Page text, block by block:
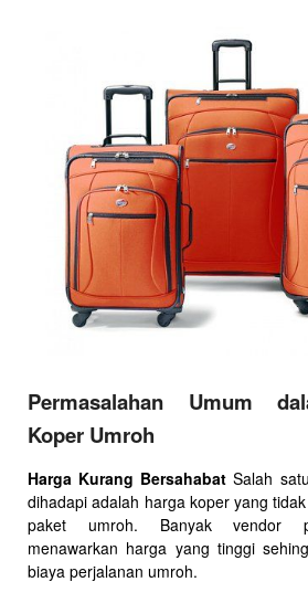
Permasalahan Umum
Koper Umroh
Harga Kurang Bersahabat Salah
dihadapi adalah harga koper yang
paket umroh. Banyak vendor
menawarkan harga yang tinggi
biaya perjalanan umroh.